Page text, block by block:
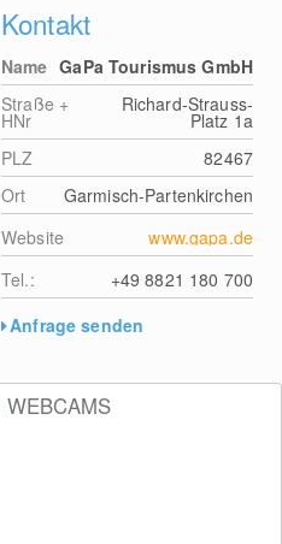
Kontakt
Name GaPa Tourismus GmbH
Straße +
HNr
Richard-Strauss-
Platz 1a
PLZ
82467
Ort
Garmisch-Partenkirchen
Website
www.gapa.de
Tel.:
+49 8821 180 700
Anfrage senden
WEBCAMS